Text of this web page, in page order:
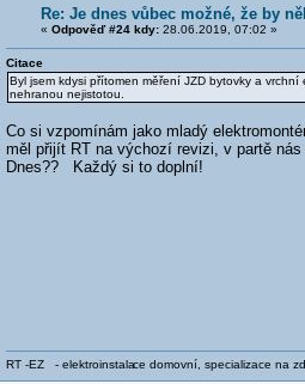
Re: Je dnes vůbec možné, že by
« Odpověď #24 kdy:28.06.2019, 07:02 »
Citace
Byl jsem kdysi přítomen měření JZD bytovky a
nehranou nejistotou.
Co si vzpomínám jako mladý
měl přijít RT na výchozí revizi, v partě
Dnes?? Každý si to doplní!
RT -EZ - elektroinstalace domovní, specializace na